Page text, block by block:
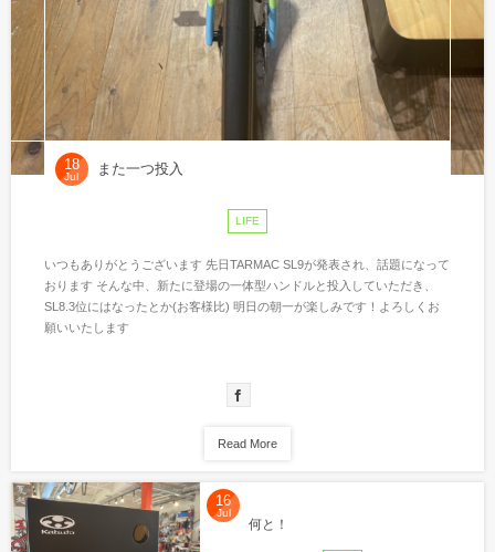
18
Jul また一つ投入
LIFE
いつもありがとうございます 先日TARMAC SL9が発表され、話題になって
おります そんな中、新たに登場の一体型ハンドルと投入していただき、
SL8.3位にはなったとか(お客様比) 明日の朝一が楽しみです！よろしくお
願いいたします
Read More
16
Jul
何と！